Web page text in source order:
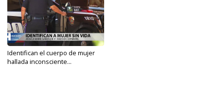
Identifican el cuerpo de mujer
hallada inconsciente...